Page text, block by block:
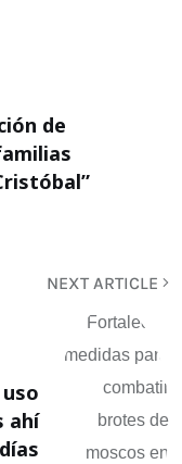
de
NEXT ARTICLE
ahí